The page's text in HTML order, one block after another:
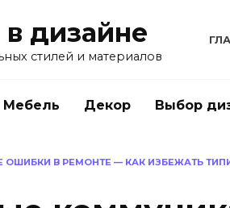
дизайне
стилей и материалов
Мебель Декор Выбор
ОШИБКИ В РЕМОНТЕ — КАК ИЗБЕЖАТЬ